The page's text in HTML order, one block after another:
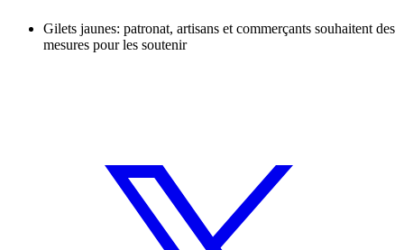
Gilets jaunes: patronat, artisans et commerçants souhaitent des
mesures pour les soutenir